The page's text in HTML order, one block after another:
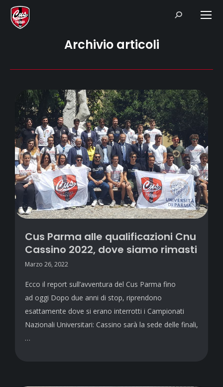
Search:
Archivio articoli
Cus Parma alle qualificazioni Cnu
Cassino 2022, dove siamo rimasti
Marzo 26, 2022
Ecco il report sull’avventura del Cus Parma fino
ad oggi Dopo due anni di stop, riprendono
esattamente dove si erano interrotti i Campionati
Nazionali Universitari: Cassino sarà la sede delle finali,
…